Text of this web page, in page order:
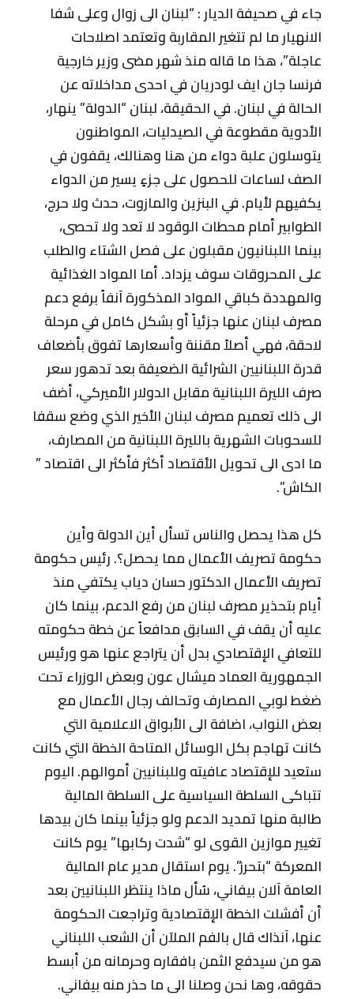
جاء في صحيفة الديار: “لبنان الى زوال وعلى شفا
الانهيار ما لم تتغير المقاربة وتعتمد اصلاحات
عاجلة”، هذا ما قاله منذ شهر مضى وزير خارجية
فرنسا جان ايف لودريان في احدى مداخلاته عن
الحالة في لبنان. في الحقيقة، لبنان “الدولة” ينهار،
الأدوية مقطوعة في الصيدليات، المواطنون
يتوسلون علبة دواء من هنا وهنالك، يقفون في
الصف لساعات للحصول على جزءٍ يسير من الدواء
يكفيهم لأيام. في البنزين والمازوت، حدث ولا حرج،
الطوابير أمام محطات الوقود لا تعد ولا تحصى،
بينما اللبنانيون مقبلون على فصل الشتاء والطلب
على المحروقات سوف يزداد. أما المواد الغذائية
والمهددة كباقي المواد المذكورة آنفاً برفع دعم
مصرف لبنان عنها جزئياً أو بشكل كامل في مرحلة
لاحقة، فهي أصلاً مقننة وأسعارها تفوق بأضعاف
قدرة اللبنانيين الشرائية الضعيفة بعد تدهور سعر
صرف الليرة اللبنانية مقابل الدولار الأميركي، أضف
الى ذلك تعميم مصرف لبنان الأخير الذي وضع سقفا
للسحوبات الشهرية بالليرة اللبنانية من المصارف،
ما ادى الى تحويل الأقتصاد أكثر فأكثر الى اقتصاد ”
الكاش”.
كل هذا يحصل والناس تسأل أين الدولة وأين
حكومة تصريف الأعمال مما يحصل؟. رئيس حكومة
تصريف الأعمال الدكتور حسان دياب يكتفي منذ
أيام بتحذير مصرف لبنان من رفع الدعم، بينما كان
عليه أن يقف في السابق مدافعاً عن خطة حكومته
للتعافي الإقتصادي بدل أن يتراجع عنها هو ورئيس
الجمهورية العماد ميشال عون وبعض الوزراء تحت
ضغط لوبي المصارف وتحالف رجال الأعمال مع
بعض النواب، اضافة الى الأبواق الاعلامية التي
كانت تهاجم بكل الوسائل المتاحة الخطة التي كانت
ستعيد للإقتصاد عافيته وللبنانيين أموالهم. اليوم
تتباكى السلطة السياسية على السلطة المالية
طالبة منها تمديد الدعم ولو جزئياً بينما كان بيدها
تغيير موازين القوى لو “شدت ركابها” يوم كانت
المعركة “بتحرز”. يوم استقال مدير عام المالية
العامة آلان بيفاني، سُأل ماذا ينتظر اللبنانيين بعد
أن أفشلت الخطة الإقتصادية وتراجعت الحكومة
عنها، آنذاك قال بالفم الملآن أن الشعب اللبناني
هو من سيدفع الثمن بافقاره وحرمانه من أبسط
حقوقه، وها نحن وصلنا الى ما حذر منه بيفاني.